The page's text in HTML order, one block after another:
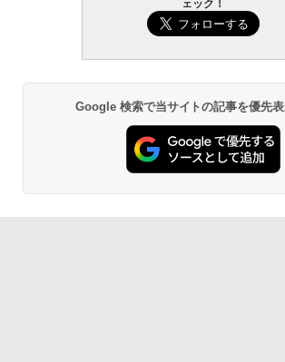
ェック！
Google 検索で当サイトの記事を優先